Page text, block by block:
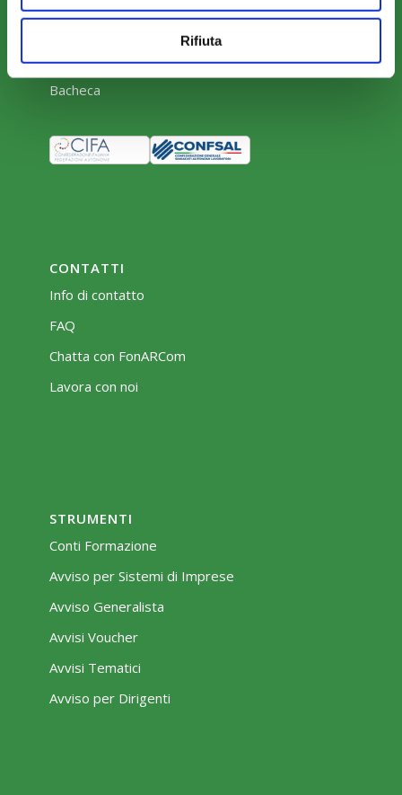
Rifiuta
Farc Interattivo
Bacheca
CONTATTI
Info di contatto
FAQ
Chatta con FonARCom
Lavora con noi
STRUMENTI
Conti Formazione
Avviso per Sistemi di Imprese
Avviso Generalista
Avvisi Voucher
Avvisi Tematici
Avviso per Dirigenti